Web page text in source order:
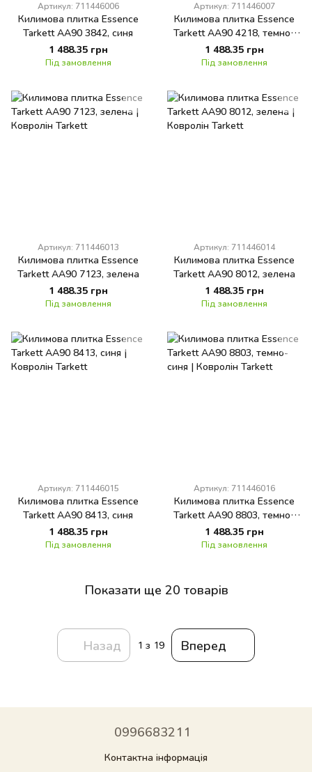
Артикул: 711446006
Килимова плитка Essence
Tarkett AA90 3842, синя
1 488.35 грн
Під замовлення
Артикул: 711446007
Килимова плитка Essence
Tarkett AA90 4218, темно-
червона
1 488.35 грн
Під замовлення
Артикул: 711446013
Килимова плитка Essence
Tarkett AA90 7123, зелена
1 488.35 грн
Під замовлення
Артикул: 711446014
Килимова плитка Essence
Tarkett AA90 8012, зелена
1 488.35 грн
Під замовлення
Артикул: 711446015
Килимова плитка Essence
Tarkett AA90 8413, синя
1 488.35 грн
Під замовлення
Артикул: 711446016
Килимова плитка Essence
Tarkett AA90 8803, темно-
синя
1 488.35 грн
Під замовлення
Показати ще 20 товарів
Назад 1 з 19 Вперед
0996683211
Контактна інформація